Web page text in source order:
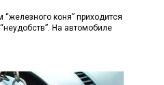
коня” приходится
На автомобиле